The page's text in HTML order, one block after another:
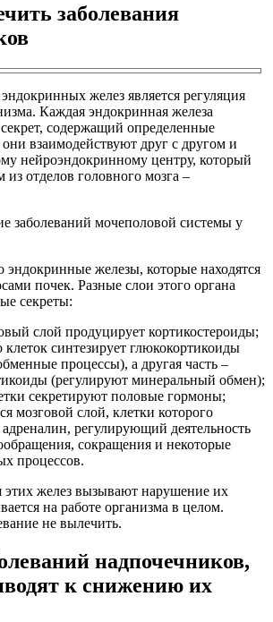
заболевания
желез является регуляция
Каждая эндокринная железа
содержащий определенные
взаимодействуют друг с другом и
нейроэндокринному центру, который
отделов головного мозга –
заболеваний мочеполовой системы у
эндокринные железы, которые находятся
почек. Разные слои этого органа
секреты:
слой продуцирует кортикостероиды;
клеток синтезирует глюкокортикоиды
процессы), а другая часть –
(регулируют минеральный обмен);
секретируют половые гормоны;
мозговой слой, клетки которого
регулирующий деятельность
сокращения и некоторые
процессов.
этих желез вызывают нарушение их
на работе организма в целом.
не вылечить.
надпочечников,
к снижению их